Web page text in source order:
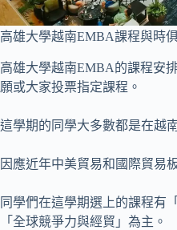
高雄大學越南EMBA課程與時
高雄大學越南EMBA的課程安
願或大家投票指定課程。
這學期的同學大多數都是在越
因應近年中美貿易和國際貿易
同學們在這學期選上的課程有
「全球競爭力與經貿」為主。